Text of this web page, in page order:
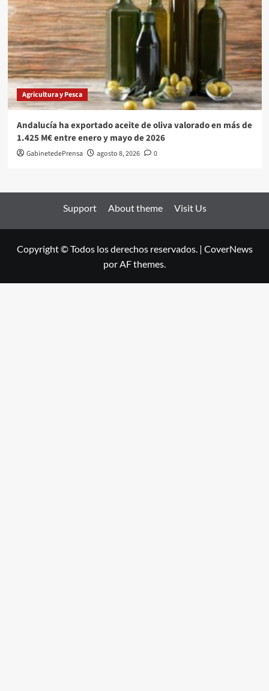
Agricultura y Pesca
Andalucía ha exportado aceite de oliva valorado en más de
1.425 M€ entre enero y mayo de 2026
GabinetedePrensa agosto 8, 2026 0
Support About theme Visit Us
Copyright © Todos los derechos reservados. | CoverNews
por AF themes.